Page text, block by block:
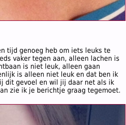
tijd genoeg heb om iets leuks te
vaker tegen aan, alleen lachen is
is niet leuk, alleen gaan
is alleen niet leuk en dat ben ik
dit gevoel en wil jij daar net als ik
zie ik je berichtje graag tegemoet.